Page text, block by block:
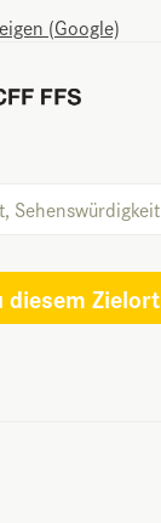
(Google)
diesem Zielort